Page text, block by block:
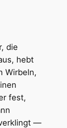
die
hebt
Wirbeln,
fest,
—